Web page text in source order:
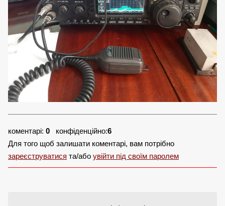
коментарі: 0 конфіденційно:6
Для того щоб залишати коментарі, вам потрібно
зареєструватися та/або увійти під своїм паролем